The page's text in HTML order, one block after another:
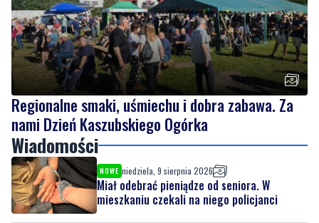
Regionalne smaki, uśmiechu i dobra zabawa. Za
nami Dzień Kaszubskiego Ogórka
Wiadomości
NOWE niedziela, 9 sierpnia 2026
Miał odebrać pieniądze od seniora. W
mieszkaniu czekali na niego policjanci